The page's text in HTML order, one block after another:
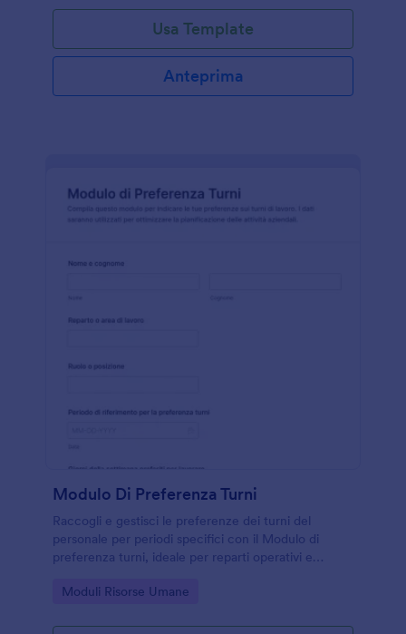
Usa Template
Anteprima
Modulo Di Preferenza Turni
Raccogli e gestisci le preferenze dei turni del
personale per periodi specifici con il Modulo di
preferenza turni, ideale per reparti operativi e
la raccolta dati con Jotform.
Go to Category:
Moduli Risorse Umane